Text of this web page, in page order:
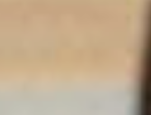
Le
Une